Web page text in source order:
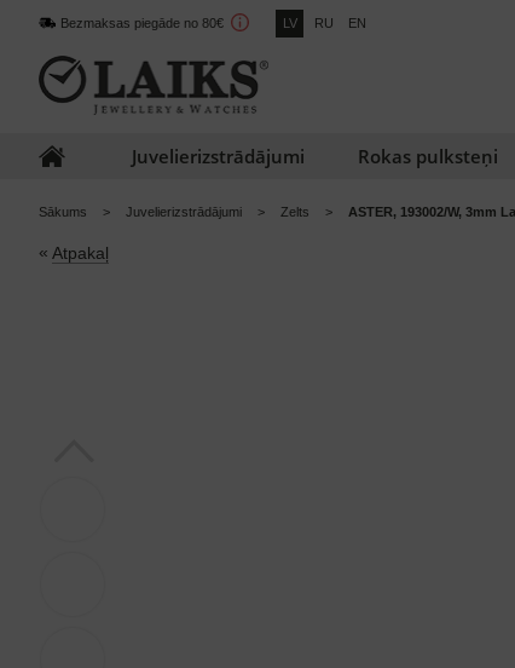
Bezmaksas piegāde no 80€ LV RU EN
Juvelierizstrādājumi Rokas pulksteņi
Sākums Juvelierizstrādājumi Zelts ASTER, 193002/W, 3mm
« Atpakaļ